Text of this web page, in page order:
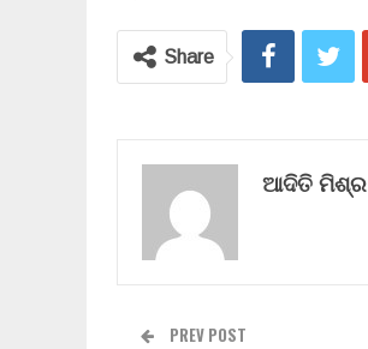
Share
ଆଦିତି ମିଶ୍ର
PREV POST